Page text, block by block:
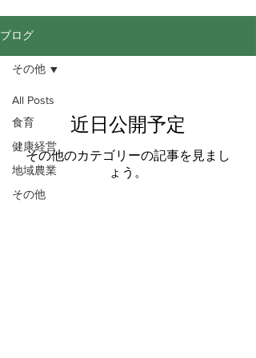
ブログ
All Posts
食育
健康経営
地域農業
その他
その他
近日公開予定
その他のカテゴリーの記事を見まし
ょう。